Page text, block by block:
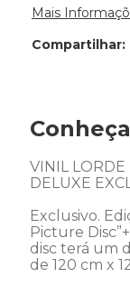
Mais
Compartilhar
VINIL LORDE
DELUXE
Exclusivo.
Picture
disc terá um
de 120 cm x